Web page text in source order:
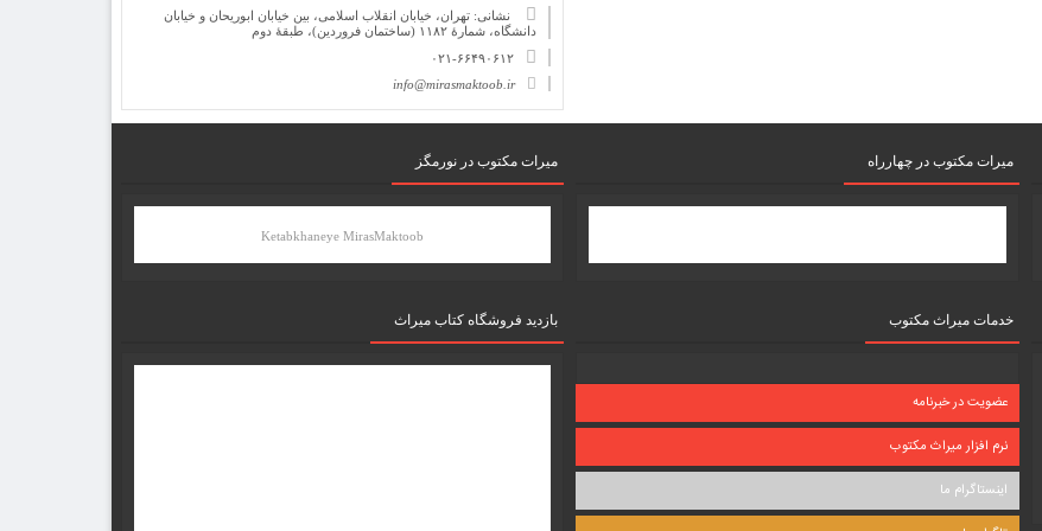
نشانی: تهران، خیابان انقلاب اسلامی، بین خیابان ابوریحان و خیابان
دانشگاه، شمارۀ ۱۱۸۲ (ساختمان فروردین)، طبقۀ دوم
۰۲۱-۶۶۴۹۰۶۱۲
info@mirasmaktoob.ir
میرات مکتوب در چهارراه
خدمات میراث مکتوب
عضویت در خبرنامه
نرم افزار میراث مکتوب
اینستاگرام ما
میرات مکتوب در نورمگز
Ketabkhaneye MirasMaktoob
بازدید فروشگاه کتاب میراث